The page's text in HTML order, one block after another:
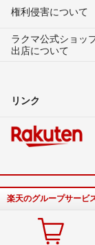
権利侵害について
ラクマ公式ショッ
出店について
リンク
楽天のグループサービ